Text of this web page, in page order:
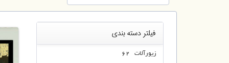
فیلتر دسته بندی
زیورآلات 62